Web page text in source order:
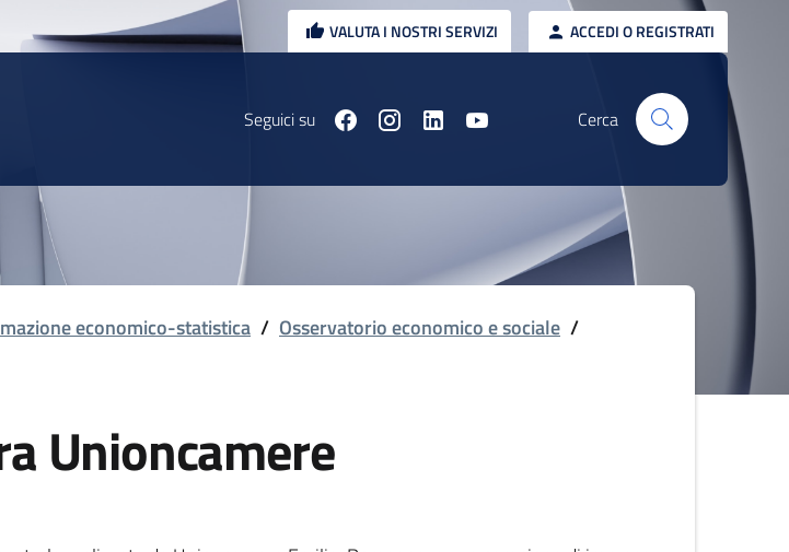
VALUTA I NOSTRI SERVIZI ACCEDI O REGISTRATI
Seguici su Cerca
economico-statistica / Osservatorio economico e sociale /
Unioncamere